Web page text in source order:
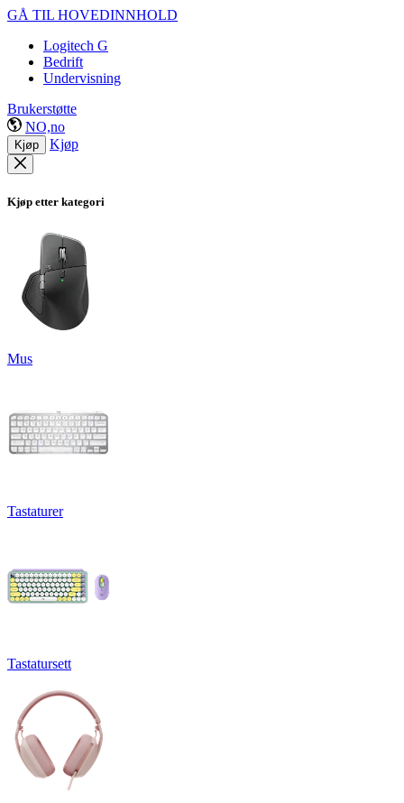
GÅ TIL HOVEDINNHOLD
Logitech G
Bedrift
Undervisning
Brukerstøtte
NO,no
Kjøp Kjøp
Kjøp etter kategori
Mus
Tastaturer
Tastatursett